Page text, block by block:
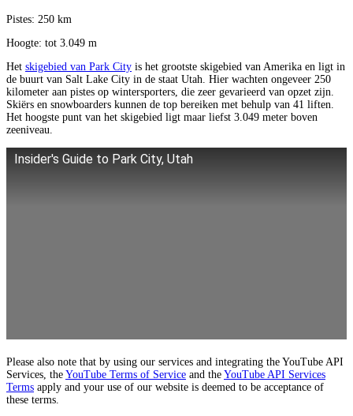
Pistes: 250 km
Hoogte: tot 3.049 m
Het skigebied van Park City is het grootste skigebied van Amerika en ligt in
de buurt van Salt Lake City in de staat Utah. Hier wachten ongeveer 250
kilometer aan pistes op wintersporters, die zeer gevarieerd van opzet zijn.
Skiërs en snowboarders kunnen de top bereiken met behulp van 41 liften.
Het hoogste punt van het skigebied ligt maar liefst 3.049 meter boven
zeeniveau.
Insider's Guide to Park City, Utah
Please also note that by using our services and integrating the YouTube API
Services, the YouTube Terms of Service and the YouTube API Services
Terms apply and your use of our website is deemed to be acceptance of
these terms.